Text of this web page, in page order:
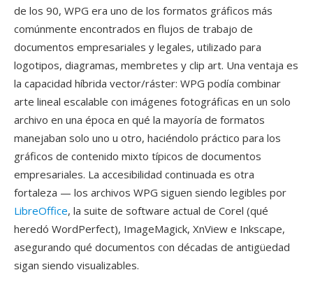
de los 90, WPG era uno de los formatos gráficos más
comúnmente encontrados en flujos de trabajo de
documentos empresariales y legales, utilizado para
logotipos, diagramas, membretes y clip art. Una ventaja es
la capacidad híbrida vector/ráster: WPG podía combinar
arte lineal escalable con imágenes fotográficas en un solo
archivo en una época en qué la mayoría de formatos
manejaban solo uno u otro, haciéndolo práctico para los
gráficos de contenido mixto típicos de documentos
empresariales. La accesibilidad continuada es otra
fortaleza — los archivos WPG siguen siendo legibles por
LibreOffice, la suite de software actual de Corel (qué
heredó WordPerfect), ImageMagick, XnView e Inkscape,
asegurando qué documentos con décadas de antigüedad
sigan siendo visualizables.